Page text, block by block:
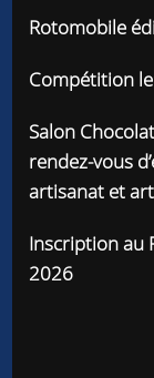
Rotomobile
Compétition
Salon
rendez-vous
artisanat et
Inscription au
2026